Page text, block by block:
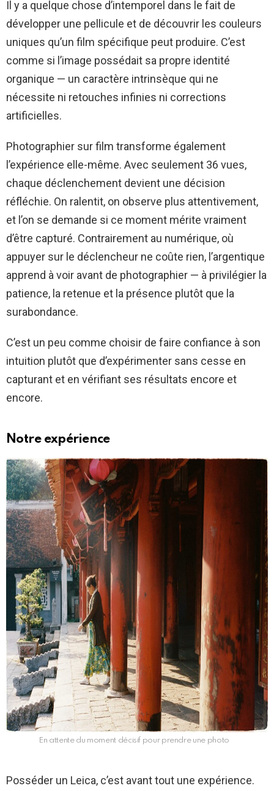
Il y a quelque chose d’intemporel dans le fait de
développer une pellicule et de découvrir les couleurs
uniques qu’un film spécifique peut produire. C’est
comme si l’image possédait sa propre identité
organique — un caractère intrinsèque qui ne
nécessite ni retouches infinies ni corrections
artificielles.
Photographier sur film transforme également
l’expérience elle-même. Avec seulement 36 vues,
chaque déclenchement devient une décision
réfléchie. On ralentit, on observe plus attentivement,
et l’on se demande si ce moment mérite vraiment
d’être capturé. Contrairement au numérique, où
appuyer sur le déclencheur ne coûte rien, l’argentique
apprend à voir avant de photographier — à privilégier la
patience, la retenue et la présence plutôt que la
surabondance.
C’est un peu comme choisir de faire confiance à son
intuition plutôt que d’expérimenter sans cesse en
capturant et en vérifiant ses résultats encore et
encore.
Notre expérience
En attente du moment décisif pour prendre une photo
Posséder un Leica, c’est avant tout une expérience.